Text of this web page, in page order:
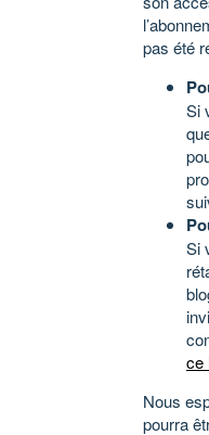
pas été
Si
Si
ce
Nous
pourra